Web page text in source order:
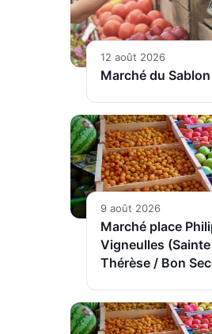
12 août 2026
Marché du Sablon
9 août 2026
Marché place
Vigneulles (Sainte
Thérèse / Bon